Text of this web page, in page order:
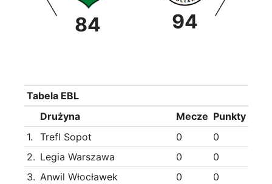
84 94
Tabela EBL
Drużyna
Mecze Punkty
1.
Trefl Sopot 0
0
2. Legia Warszawa 0
0
3. Anwil Włocławek 0
0